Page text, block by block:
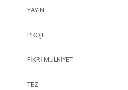
YAYIN
PROJE
FIKRI MÜLKIYET
TEZ